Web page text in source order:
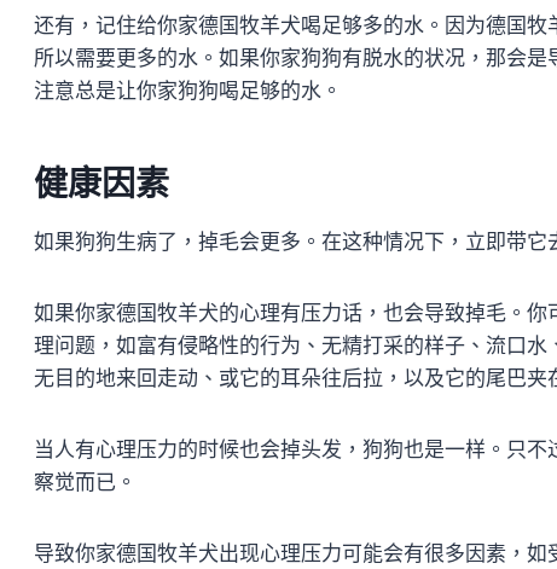
还有，记住给你家德国牧羊犬喝足够多的水。因为德国牧
所以需要更多的水。如果你家狗狗有脱水的状况，那会
注意总是让你家狗狗喝足够的水。
健康因素
如果狗狗生病了，掉毛会更多。在这种情况下，立即带它
如果你家德国牧羊犬的心理有压力话，也会导致掉毛。
理问题，如富有侵略性的行为、无精打采的样子、流口
无目的地来回走动、或它的耳朵往后拉，以及它的尾巴夹
当人有心理压力的时候也会掉头发，狗狗也是一样。只
察觉而已。
导致你家德国牧羊犬出现心理压力可能会有很多因素，如